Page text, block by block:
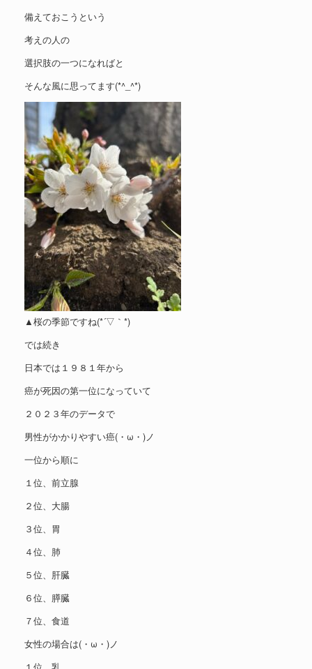
備えておこうという
考えの人の
選択肢の一つになればと
そんな風に思ってます(*^_^*)
▲桜の季節ですね(*´▽｀*)
では続き
日本では１９８１年から
癌が死因の第一位になっていて
２０２３年のデータで
男性がかかりやすい癌(・ω・)ノ
一位から順に
１位、前立腺
２位、大腸
３位、胃
４位、肺
５位、肝臓
６位、膵臓
７位、食道
女性の場合は(・ω・)ノ
１位、乳